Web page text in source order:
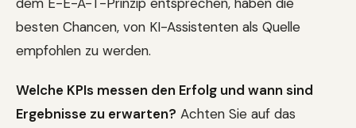
besten Chancen, von KI-Assistenten als Quelle
empfohlen zu werden.
Welche KPIs messen den Erfolg und wann sind
Ergebnisse zu erwarten? Achten Sie auf das